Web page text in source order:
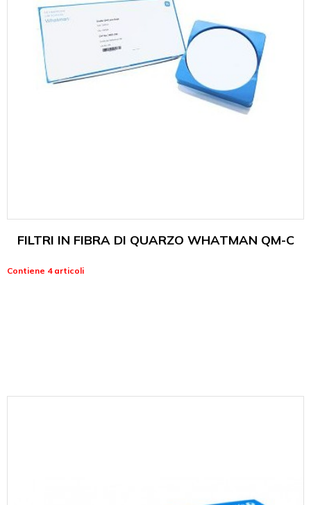
FILTRI IN FIBRA DI QUARZO WHATMAN QM-C
Contiene 4 articoli